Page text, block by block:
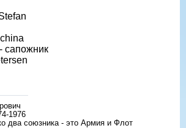
сапожник
1976
два союзника - это Армия и Флот